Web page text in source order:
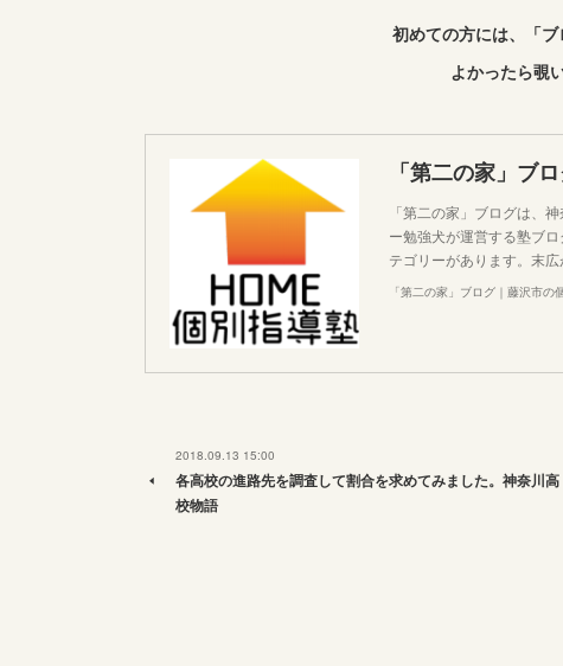
初めての方には、「ブ
よかったら覗
「第二の家」ブ
「第二の家」ブログは、
ー勉強犬が運営する塾ブ
テゴリーがあります。末
「第二の家」ブログ｜藤沢市の
2018.09.13 15:00
各高校の進路先を調査して割合を求めてみました。神奈川高
校物語